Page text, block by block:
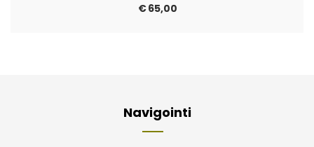
€65,00
Navigointi